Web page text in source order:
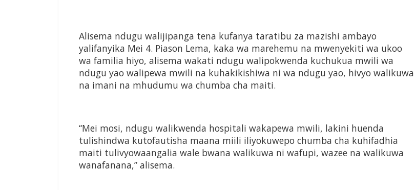
Alisema ndugu walijipanga tena kufanya taratibu za mazishi ambayo
yalifanyika Mei 4. Piason Lema, kaka wa marehemu na mwenyekiti wa ukoo
wa familia hiyo, alisema wakati ndugu walipokwenda kuchukua mwili wa
ndugu yao walipewa mwili na kuhakikishiwa ni wa ndugu yao, hivyo walikuwa
na imani na mhudumu wa chumba cha maiti.
“Mei mosi, ndugu walikwenda hospitali wakapewa mwili, lakini huenda
tulishindwa kutofautisha maana miili iliyokuwepo chumba cha kuhifadhia
maiti tulivyowaangalia wale bwana walikuwa ni wafupi, wazee na walikuwa
wanafanana,” alisema.